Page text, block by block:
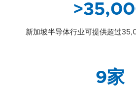
新加坡半导体行业可提供超过
9家